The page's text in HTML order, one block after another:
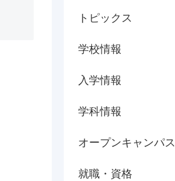
トピックス
学校情報
入学情報
学科情報
オープンキャンパス
就職・資格